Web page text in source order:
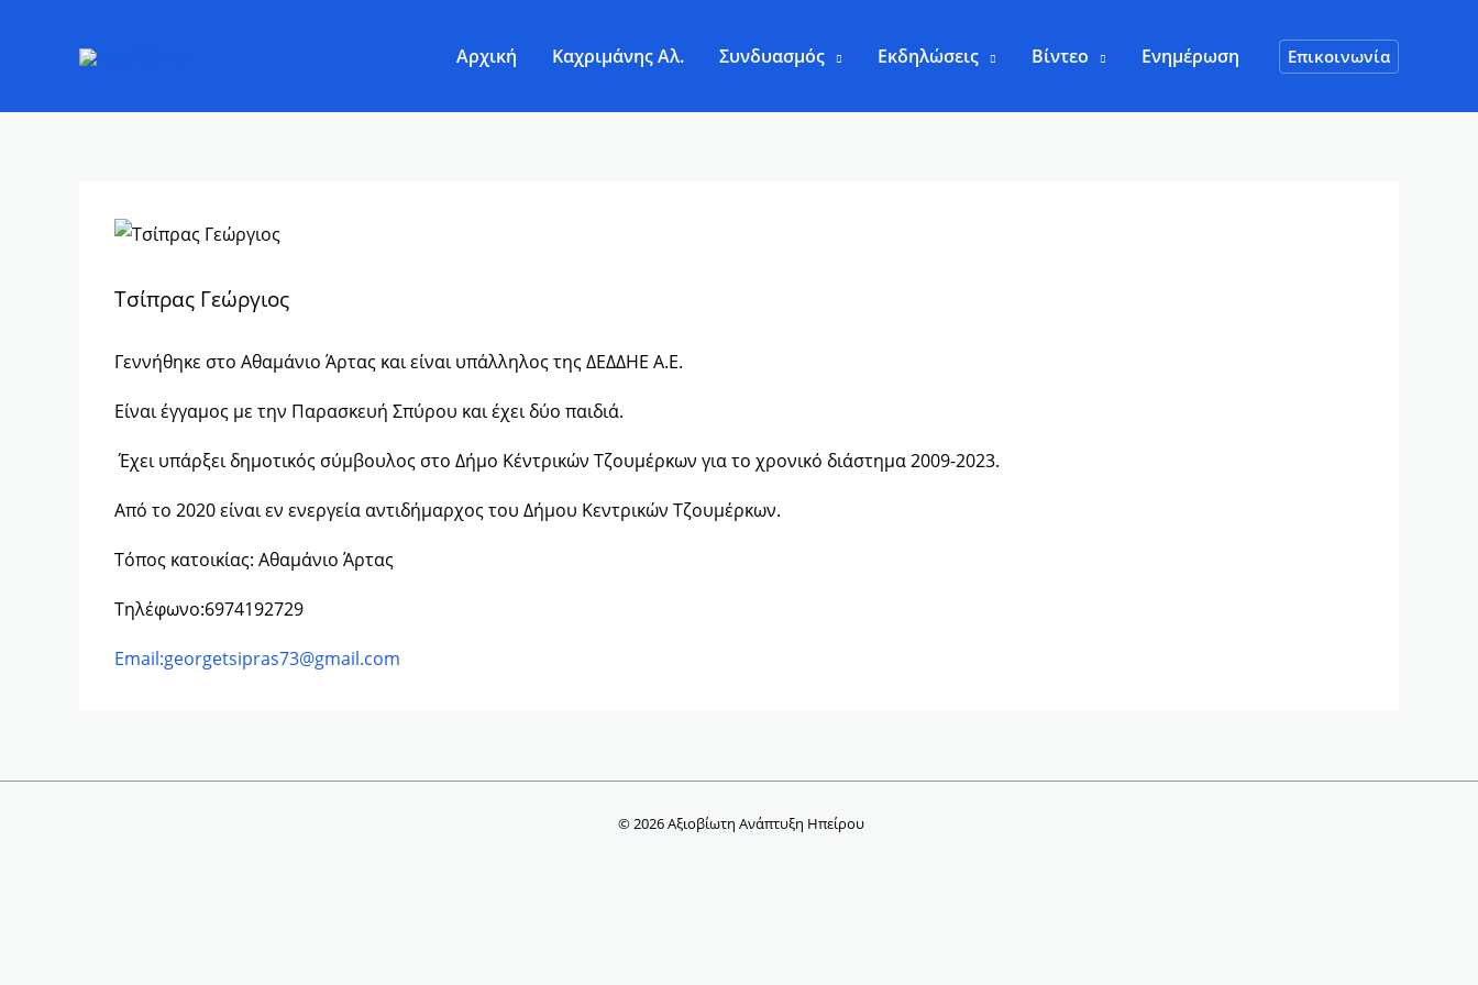
Αρχική Καχριμάνης Αλ. Συνδυασμός Εκδηλώσεις Βίντεο Ενημέρωση Επικοινωνία
Τσίπρας Γεώργιος
Γεννήθηκε στο Αθαμάνιο Άρτας και είναι υπάλληλος της ΔΕΔΔΗΕ Α.Ε.
Είναι έγγαμος με την Παρασκευή Σπύρου και έχει δύο παιδιά.
Έχει υπάρξει δημοτικός σύμβουλος στο Δήμο Κέντρικών Τζουμέρκων για το χρονικό διάστημα 2009-2023.
Από το 2020 είναι εν ενεργεία αντιδήμαρχος του Δήμου Κεντρικών Τζουμέρκων.
Τόπος κατοικίας: Αθαμάνιο Άρτας
Τηλέφωνο:6974192729
Email:georgetsipras73@gmail.com
© 2026 Αξιοβίωτη Ανάπτυξη Ηπείρου